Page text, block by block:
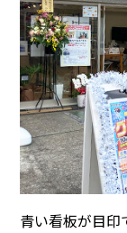
青い看板が目印